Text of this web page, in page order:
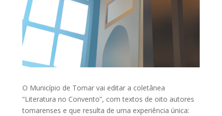
O Município de Tomar vai editar a coletânea
“Literatura no Convento”, com textos de oito autores
tomarenses e que resulta de uma experiência única: